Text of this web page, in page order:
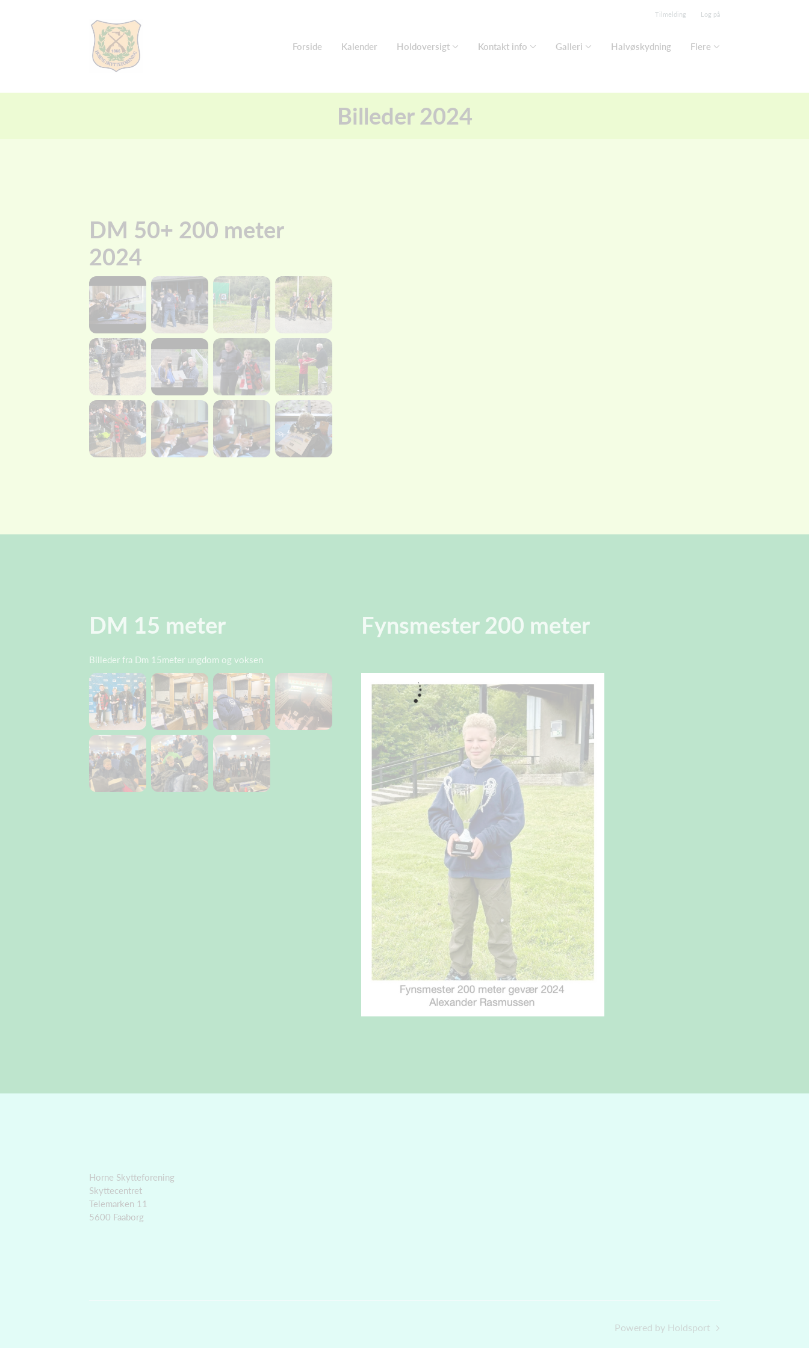
Tilmelding Log på
Forside Kalender Holdoversigt Kontakt info Galleri Halvøskydning Flere
Billeder 2024
DM 50+ 200 meter
2024
DM 15 meter
Billeder fra Dm 15meter ungdom og voksen
Fynsmester 200 meter
Horne Skytteforening
Skyttecentret
Telemarken 11
5600 Faaborg
Powered by Holdsport